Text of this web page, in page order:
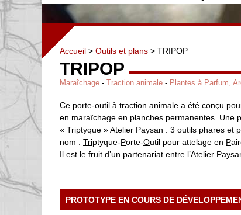
Accueil > Outils et plans > TRIPOP
TRIPOP
Maraîchage - Traction animale - Plantes à Parfum,
Ce porte-outil à traction animale a été conçu
en maraîchage en planches permanentes. Une
« Triptyque » Atelier Paysan : 3 outils phares et
nom : Triptyque-Porte-Outil pour attelage en P
Il est le fruit d’un partenariat entre l’Atelier
PROTOTYPE EN COURS DE